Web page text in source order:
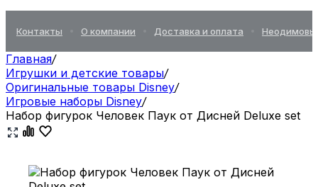
Контакты О компании Доставка и оплата
Главная/
Игрушки и детские товары/
Оригинальные товары Disney/
Игровые наборы Disney/
Набор фигурок Человек Паук от Дисней Deluxe set